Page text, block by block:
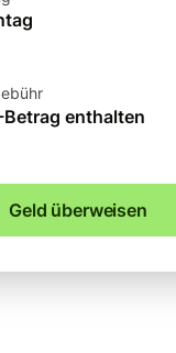
Betrag enthalten
Geld überweisen